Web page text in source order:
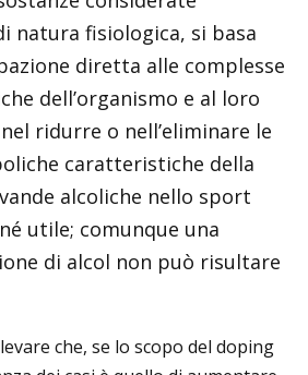
natura fisiologica, si basa
diretta alle complesse
dell’organismo e al loro
ridurre o nell’eliminare le
caratteristiche della
alcoliche nello sport
utile; comunque una
di alcol non può risultare
che, se lo scopo del doping